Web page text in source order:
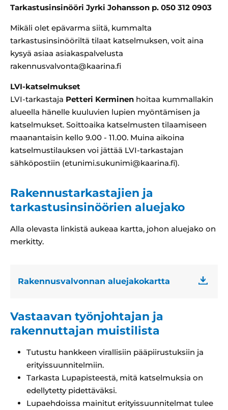
Tarkastusinsinööri Jyrki Johansson p. 050 312 0903
Mikäli olet epävarma siitä, kummalta
tarkastusinsinööriltä tilaat katselmuksen, voit aina
kysyä asiaa asiakaspalvelusta
rakennusvalvonta@kaarina.fi
LVI-katselmukset
LVI-tarkastaja Petteri Kerminen hoitaa kummallakin
alueella hänelle kuuluvien lupien myöntämisen ja
katselmukset. Soittoaika katselmusten tilaamiseen
maanantaisin kello 9.00 - 11.00. Muina aikoina
katselmustilauksen voi jättää LVI-tarkastajan
sähköpostiin (etunimi.sukunimi@kaarina.fi).
Rakennustarkastajien ja
tarkastusinsinöörien aluejako
Alla olevasta linkistä aukeaa kartta, johon aluejako on
merkitty.
Rakennusvalvonnan aluejakokartta
Vastaavan työnjohtajan ja
rakennuttajan muistilista
Tutustu hankkeen virallisiin pääpiirustuksiin ja
erityissuunnitelmiin.
Tarkasta Lupapisteestä, mitä katselmuksia on
edellytetty pidettäväksi.
Lupaehdoissa mainitut erityissuunnitelmat tulee